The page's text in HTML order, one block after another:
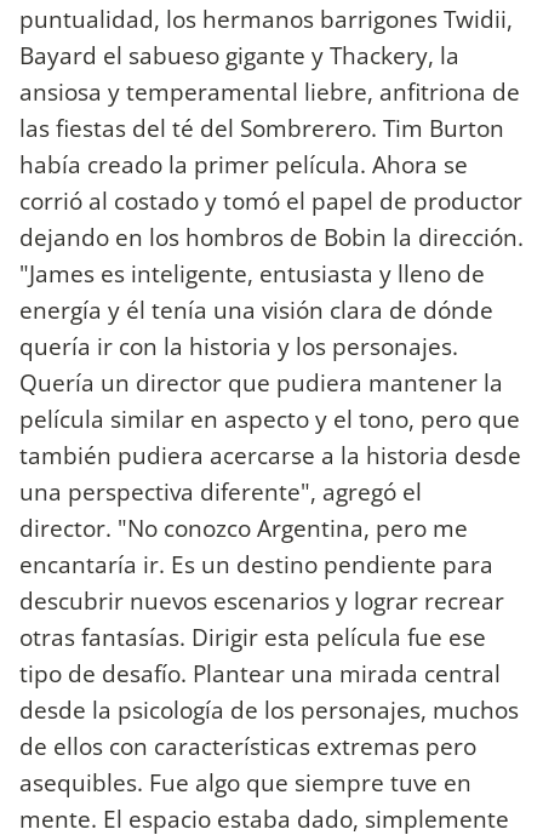
puntualidad, los hermanos barrigones Twidii,
Bayard el sabueso gigante y Thackery, la
ansiosa y temperamental liebre, anfitriona de
las fiestas del té del Sombrerero. Tim Burton
había creado la primer película. Ahora se
corrió al costado y tomó el papel de productor
dejando en los hombros de Bobin la dirección.
"James es inteligente, entusiasta y lleno de
energía y él tenía una visión clara de dónde
quería ir con la historia y los personajes.
Quería un director que pudiera mantener la
película similar en aspecto y el tono, pero que
también pudiera acercarse a la historia desde
una perspectiva diferente", agregó el
director. "No conozco Argentina, pero me
encantaría ir. Es un destino pendiente para
descubrir nuevos escenarios y lograr recrear
otras fantasías. Dirigir esta película fue ese
tipo de desafío. Plantear una mirada central
desde la psicología de los personajes, muchos
de ellos con características extremas pero
asequibles. Fue algo que siempre tuve en
mente. El espacio estaba dado, simplemente